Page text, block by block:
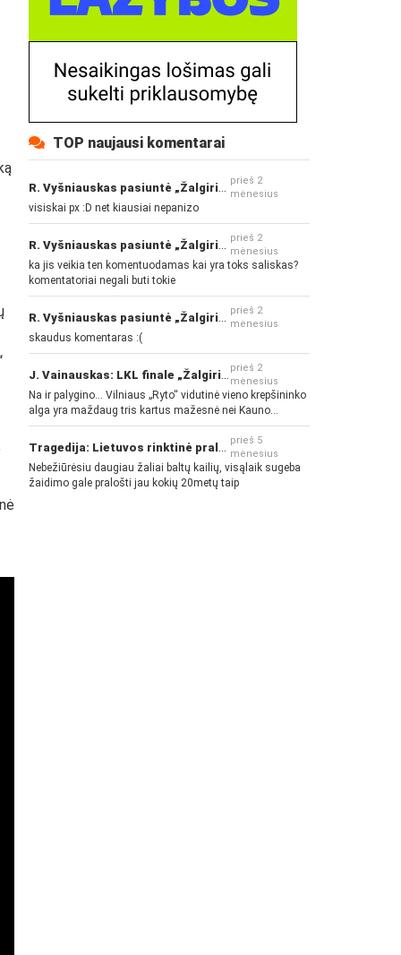
TOP naujausi komentarai
prieš 2
mėnesius
visiskai px :D net kiausiai nepanizo
prieš 2
mėnesius
ka jis veikia ten komentuodamas kai yra toks saliskas?
komentatoriai negali buti tokie
prieš 2
mėnesius
skaudus komentaras :(
prieš 2
mėnesius
Na ir palygino... Vilniaus „Ryto“ vidutinė vieno krepšininko
alga yra maždaug tris kartus mažesnė nei Kauno
„Žalgirio“... Mokama už sugebėjimus... Nėra pinigų - nėra
gerų žaidėjų...
prieš 5
mėnesius
Nebežiūrėsiu daugiau žaliai baltų kailių, visąlaik sugeba
žaidimo gale pralošti jau kokių 20metų taip